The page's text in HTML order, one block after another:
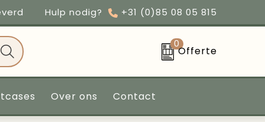
Hulp nodig? +31 (0)85 08 05 815
0
Offerte
Over ons Contact